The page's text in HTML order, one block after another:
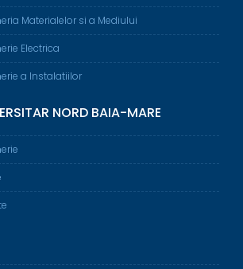
Materialelor si a Mediului
Electrica
a Instalatiilor
NORD BAIA-MARE